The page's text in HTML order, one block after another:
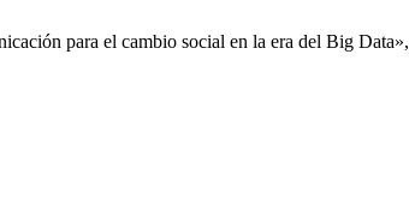
para el cambio social en la era del Big Data»,